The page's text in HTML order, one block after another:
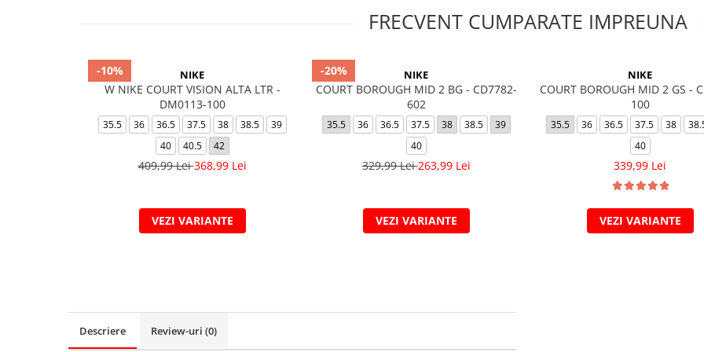
FRECVENT CUMPARATE IMPREUNA
-10% NIKE
W NIKE COURT VISION ALTA LTR -
DM0113-100
35.5 36 36.5 37.5 38 38.5
39
40
40.5 42
409,99 Lei368,99 Lei
VEZI VARIANTE
-20% NIKE
COURT BOROUGH MID 2 BG - CD7782-
602
35.5 36 36.5 37.5 38 38.5
39
40
329,99 Lei263,99 Lei
VEZI VARIANTE
NIKE
COURT BOROUGH MID 2 GS -
100
35.5 36 36.5 37.5 38
40
339,99 Lei
VEZI VARIANTE
Descriere Review-uri (0)